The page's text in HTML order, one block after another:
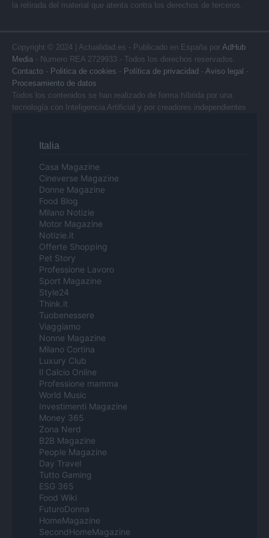
la retirada del material que atenta contra los derechos de terceros.
Copyright © 2024 | Actualidad.es - Publicado en España por AdHub
Media - Numero REA 2729933 - Todos los derechos reservados.
Contacto - Politica de cookies - Política de privacidad - Aviso legal -
Procesamiento de datos
Todos los contenidos se han realizado de forma híbrida por una
tecnología con Inteligencia Artificial y por creadores independientes
Italia
Casa Magazine
Cineverse Magazine
Donne Magazine
Food Blog
Milano Notizie
Motor Magazine
Notizie.it
Offerte Shopping
Pet Story
Professione Lavoro
Sport Magazine
Style24
Think.it
Tuobenessere
Viaggiamo
Nonne Magazine
Milano Cortina
Luxury Club
Il Calcio Online
Professione mamma
World Music
Investimenti Magazine
Money 365
Zona Nerd
B2B Magazine
People Magazine
Day Travel
Tutto Gaming
ESG 365
Food Wiki
FuturoDonna
HomeMagazine
SecondHomeMagazine